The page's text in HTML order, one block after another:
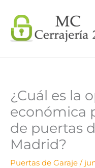
contenido
¿Cuál es la
económica
de puertas
Madrid?
Puertas de Garaje /